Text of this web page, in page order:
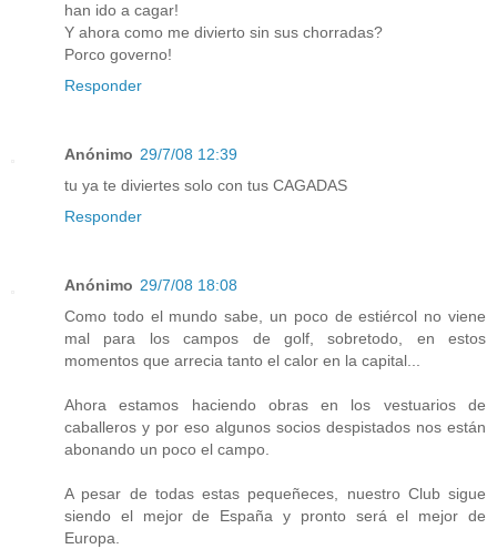
han ido a cagar!
Y ahora como me divierto sin sus chorradas?
Porco governo!
Responder
Anónimo 29/7/08 12:39
tu ya te diviertes solo con tus CAGADAS
Responder
Anónimo 29/7/08 18:08
Como todo el mundo sabe, un poco de estiércol no viene
mal para los campos de golf, sobretodo, en estos
momentos que arrecia tanto el calor en la capital...
Ahora estamos haciendo obras en los vestuarios de
caballeros y por eso algunos socios despistados nos están
abonando un poco el campo.
A pesar de todas estas pequeñeces, nuestro Club sigue
siendo el mejor de España y pronto será el mejor de
Europa.